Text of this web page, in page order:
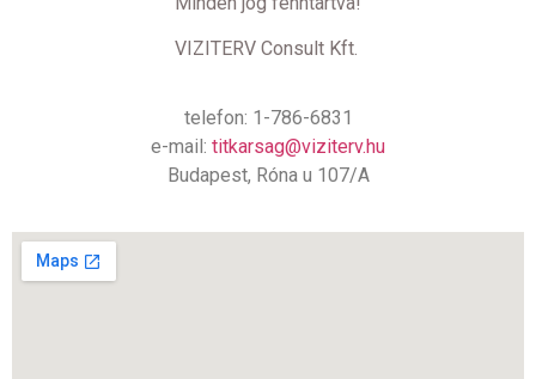
VIZITERV Consult Kft.
telefon: 1-786-6831
e-mail: titkarsag@viziterv.hu
Budapest, Róna u 107/A